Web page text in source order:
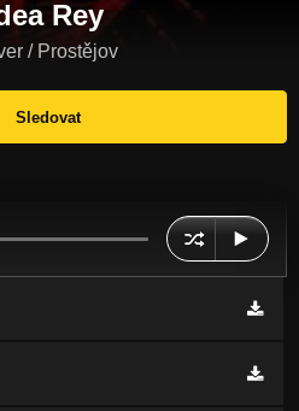
Rey
/ Prostějov
Sledovat